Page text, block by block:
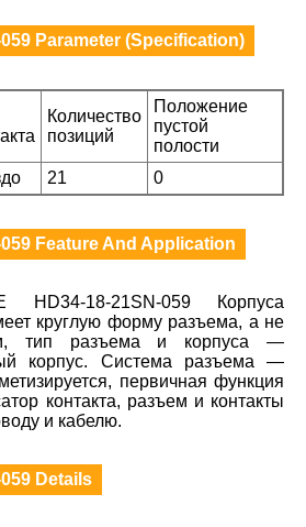
Parameter (Specification)
Количество
позиций
Положение
пустой
полости
21 0
Feature And Application
18-21SN-059 Корпуса
круглую форму разъема, а не
тип разъема и корпуса —
корпус. Система разъема —
первичная функция
контакта, разъем и контакты
и кабелю.
Details